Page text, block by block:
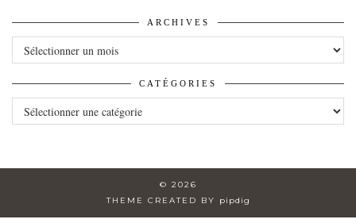
ARCHIVES
ARCHIVES
CATÉGORIES
CATÉGORIES
© 2026
THEME CREATED BY
pipdig